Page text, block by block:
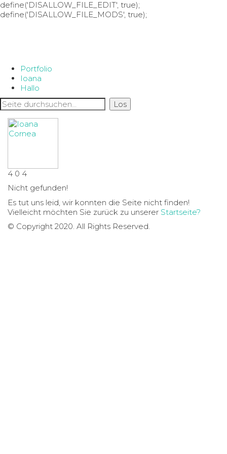
define('DISALLOW_FILE_EDIT', true);
define('DISALLOW_FILE_MODS', true);
Portfolio
Ioana
Hallo
4 0 4
Nicht gefunden!
Es tut uns leid, wir konnten die Seite nicht finden!
Vielleicht möchten Sie zurück zu unserer Startseite?
© Copyright 2020. All Rights Reserved.